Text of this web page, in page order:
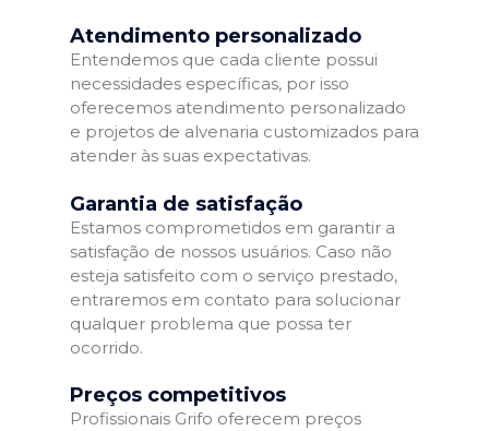
Atendimento personalizado
Entendemos que cada cliente possui
necessidades específicas, por isso
oferecemos atendimento personalizado
e projetos de alvenaria customizados para
atender às suas expectativas.
Garantia de satisfação
Estamos comprometidos em garantir a
satisfação de nossos usuários. Caso não
esteja satisfeito com o serviço prestado,
entraremos em contato para solucionar
qualquer problema que possa ter
ocorrido.
Preços competitivos
Profissionais Grifo oferecem preços